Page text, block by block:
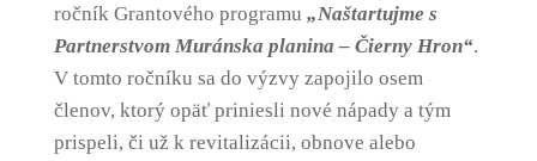
ročník Grantového programu „Naštartujme s
Partnerstvom Muránska planina – Čierny Hron“.
V tomto ročníku sa do výzvy zapojilo osem
členov, ktorý opäť priniesli nové nápady a tým
prispeli, či už k revitalizácii, obnove alebo